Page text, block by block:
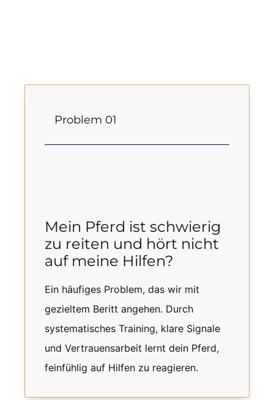
Problem 01
Mein Pferd ist schwierig
zu reiten und hört nicht
auf meine Hilfen?
Ein häufiges Problem, das wir mit
gezieltem Beritt angehen. Durch
systematisches Training, klare Signale
und Vertrauensarbeit lernt dein Pferd,
feinfühlig auf Hilfen zu reagieren.